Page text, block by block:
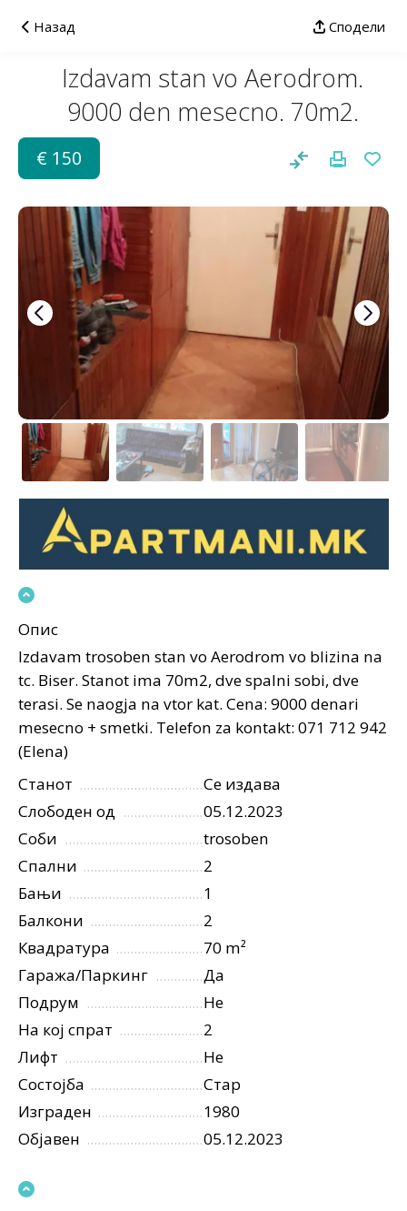
Назад Сподели
Izdavam stan vo Aerodrom.
9000 den mesecno. 70m2.
€ 150
Опис
Izdavam trosoben stan vo Aerodrom vo blizina na
tc. Biser. Stanot ima 70m2, dve spalni sobi, dve
terasi. Se naogja na vtor kat. Cena: 9000 denari
mesecno + smetki. Telefon za kontakt: 071 712 942
(Elena)
Станот
Се издава
Слободен од
05.12.2023
Соби
trosoben
Спални
2
Бањи
1
Балкони
2
Квадратура
70 m²
Гаража/Паркинг
Да
Подрум
Не
На кој спрат
2
Лифт
Не
Состојба
Стар
Изграден
1980
Објавен
05.12.2023